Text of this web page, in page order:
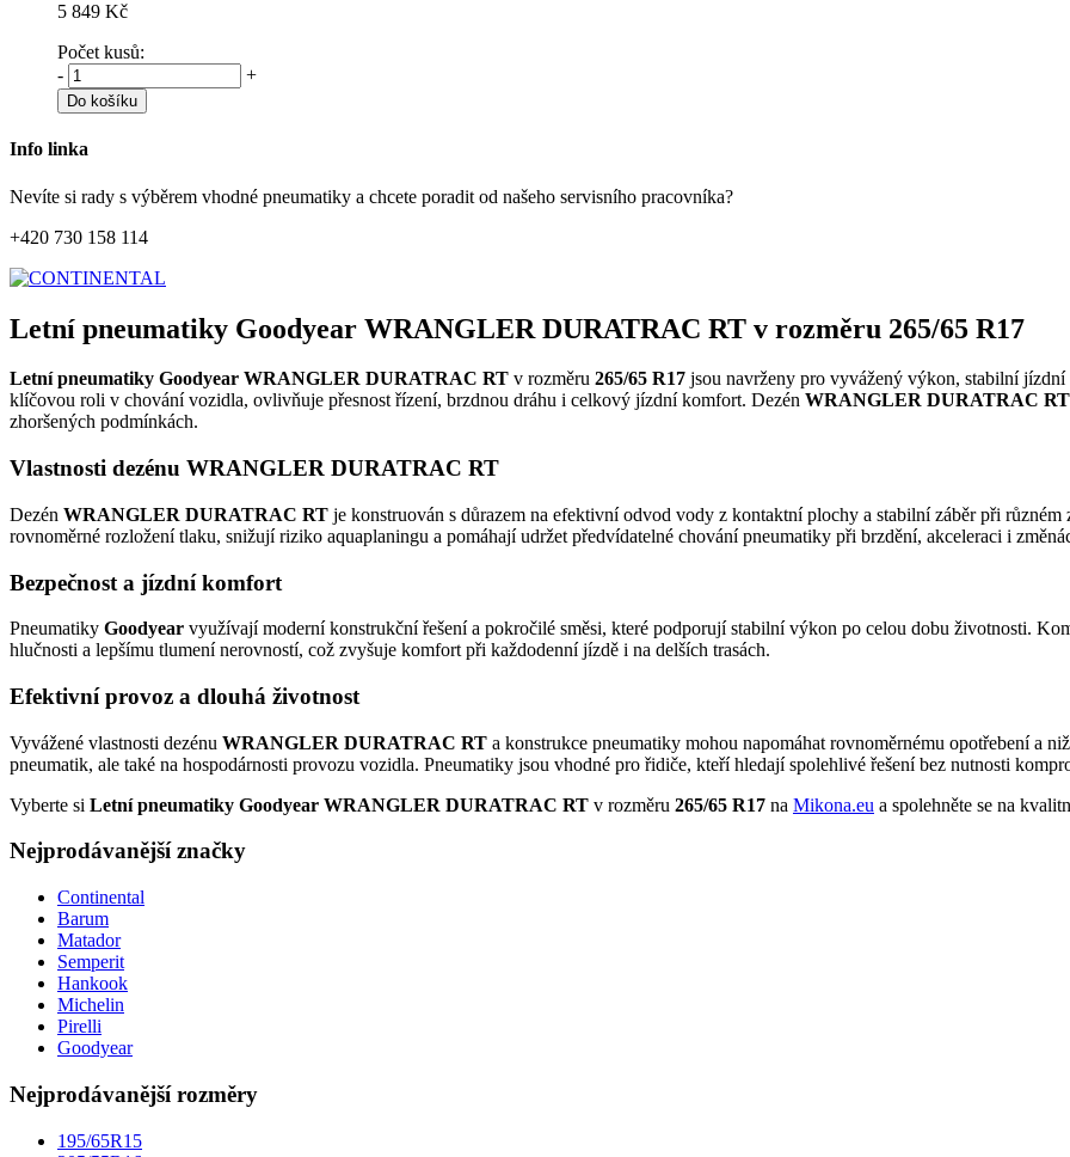
5 849 Kč
Počet kusů:
-
+
Do košíku
Info linka
Nevíte si rady s výběrem vhodné pneumatiky a chcete poradit od našeho servisního pracovníka?
+420 730 158 114
Letní pneumatiky Goodyear WRANGLER DURATRAC RT v rozměru 265/65 R17
Letní pneumatiky Goodyear WRANGLER DURATRAC RT v rozměru 265/65 R17 jsou navrženy pro vyvážený výkon, stabilní
klíčovou roli v chování vozidla, ovlivňuje přesnost řízení, brzdnou dráhu i celkový jízdní komfort. Dezén WRANGLER DURATRAC RT
zhoršených podmínkách.
Vlastnosti dezénu WRANGLER DURATRAC RT
Dezén WRANGLER DURATRAC RT je konstruován s důrazem na efektivní odvod vody z kontaktní plochy a stabilní záběr při
rovnoměrné rozložení tlaku, snižují riziko aquaplaningu a pomáhají udržet předvídatelné chování pneumatiky při brzdění, akceleraci i
Bezpečnost a jízdní komfort
Pneumatiky Goodyear využívají moderní konstrukční řešení a pokročilé směsi, které podporují stabilní výkon po celou dobu životnosti.
hlučnosti a lepšímu tlumení nerovností, což zvyšuje komfort při každodenní jízdě i na delších trasách.
Efektivní provoz a dlouhá životnost
Vyvážené vlastnosti dezénu WRANGLER DURATRAC RT a konstrukce pneumatiky mohou napomáhat rovnoměrnému opotřebení a
pneumatik, ale také na hospodárnosti provozu vozidla. Pneumatiky jsou vhodné pro řidiče, kteří hledají spolehlivé řešení bez nutnosti
Vyberte si Letní pneumatiky Goodyear WRANGLER DURATRAC RT v rozměru 265/65 R17 na Mikona.eu a spolehněte se na
Nejprodávanější značky
Continental
Barum
Matador
Semperit
Hankook
Michelin
Pirelli
Goodyear
Nejprodávanější rozměry
195/65R15